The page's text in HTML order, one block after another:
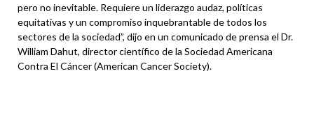
pero no inevitable. Requiere un liderazgo audaz, políticas
equitativas y un compromiso inquebrantable de todos los
sectores de la sociedad”, dijo en un comunicado de prensa el Dr.
William Dahut, director científico de la Sociedad Americana
Contra El Cáncer (American Cancer Society).